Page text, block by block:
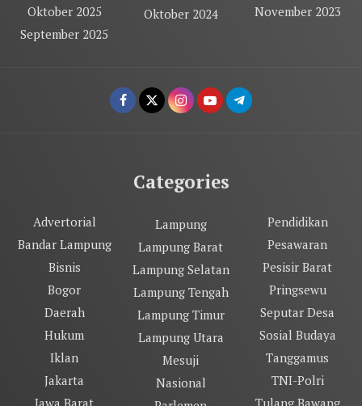
Oktober 2025
September 2025
Oktober 2024
November 2023
Categories
Advertorial
Bandar Lampung
Bisnis
Bogor
Daerah
Hukum
Iklan
Jakarta
Lampung
Lampung Barat
Lampung Selatan
Lampung Tengah
Lampung Timur
Lampung Utara
Mesuji
Nasional
Pendidikan
Pesawaran
Pesisir Barat
Pringsewu
Seputar Desa
Sosial Budaya
Tanggamus
TNI-Polri